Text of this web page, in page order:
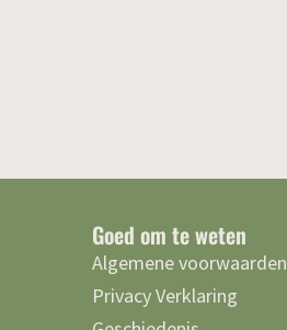
Goed om te weten
Algemene voorwaarden
Privacy Verklaring